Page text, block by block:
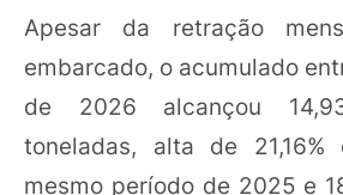
Apesar da retração
embarcado, o acumulado
de 2026 alcançou
toneladas, alta de
mesmo período de 2025 e